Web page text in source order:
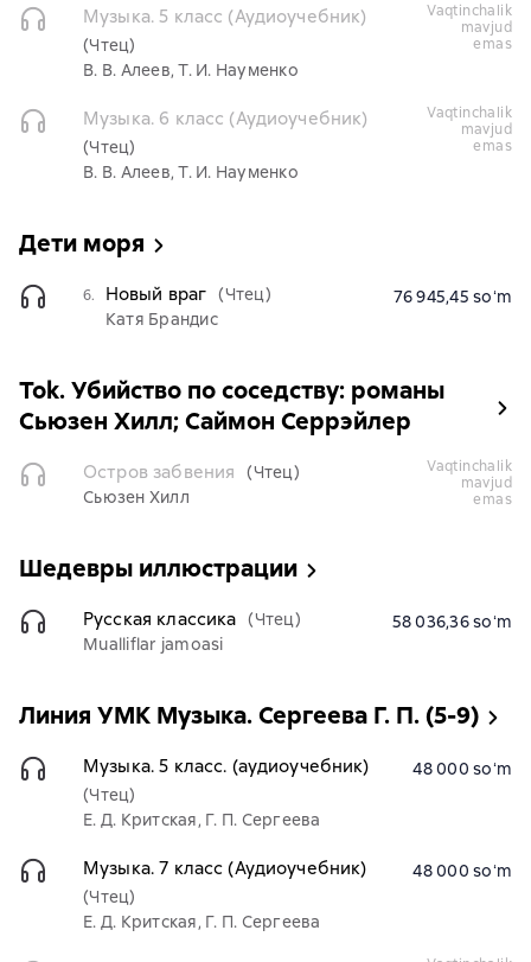
Музыка. 5 класс (Аудиоучебник)
(Чтец)
В. В. Алеев, Т. И. Науменко
vaqtinchalik
mavjud
emas
Музыка. 6 класс (Аудиоучебник)
(Чтец)
В. В. Алеев, Т. И. Науменко
vaqtinchalik
mavjud
emas
Дети моря
6. Новый враг (Чтец)
Катя Брандис
76 945,45 soʻm
Tok. Убийство по соседству: романы
Сьюзен Хилл; Саймон Серрэйлер
Остров забвения
(Чтец)
Сьюзен Хилл
vaqtinchalik
mavjud
emas
Шедевры иллюстрации
Русская классика (Чтец)
Mualliflar jamoasi
58 036,36 soʻm
Линия УМК Музыка. Сергеева Г. П. (5-9)
Музыка. 5 класс. (аудиоучебник)
(Чтец)
Е. Д. Критская, Г. П. Сергеева
48 000 soʻm
Музыка. 7 класс (Аудиоучебник)
(Чтец)
Е. Д. Критская, Г. П. Сергеева
48 000 soʻm